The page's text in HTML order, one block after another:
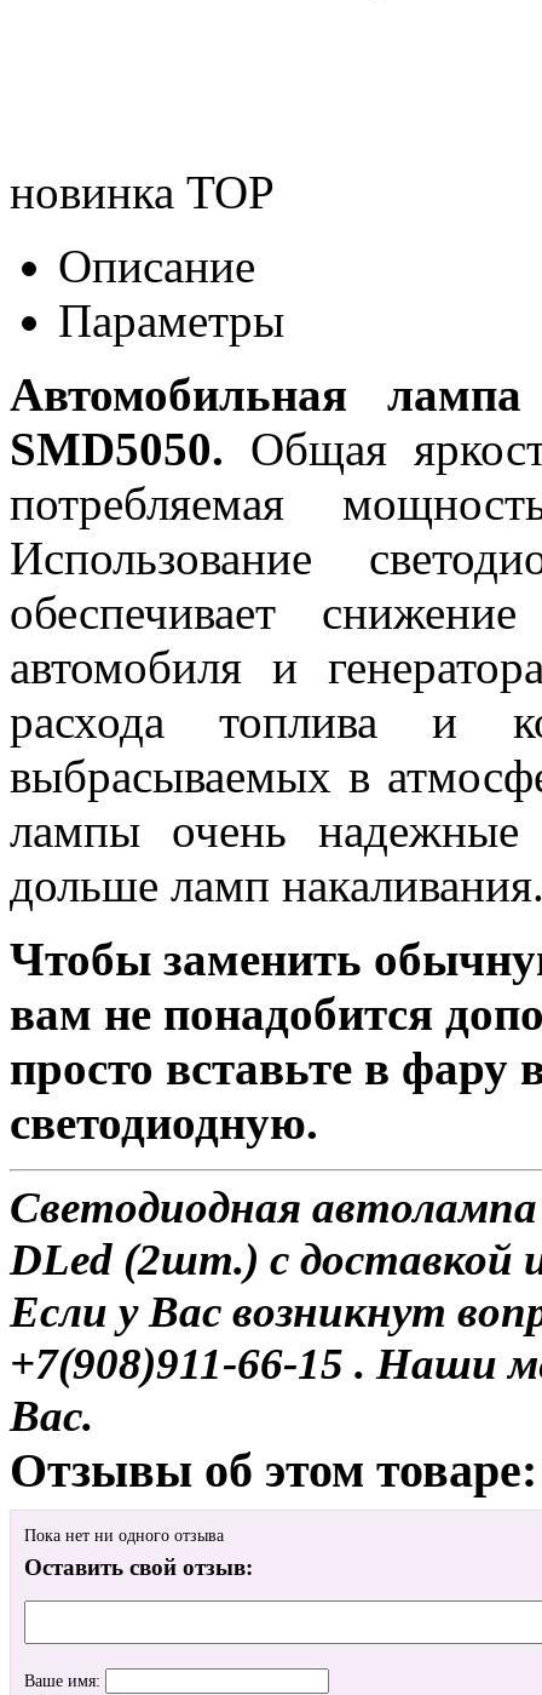
новинка TOP
Описание
Параметры
Автомобильная
SMD5050. Общая
потребляемая
Использование
обеспечивает
автомобиля и
расхода топлива и
выбрасываемых в
лампы очень надежные
дольше ламп
Чтобы заменить
вам не понадобится
просто вставьте в
светодиодную.
Светодиодная
DLed (2шт.) с доставкой
Если у Вас возникнут
+7(908)911-66-15 . Наши
Вас.
Отзывы об этом товаре:
Пока нет ни одного отзыва
Оставить свой отзыв:
Ваше имя: